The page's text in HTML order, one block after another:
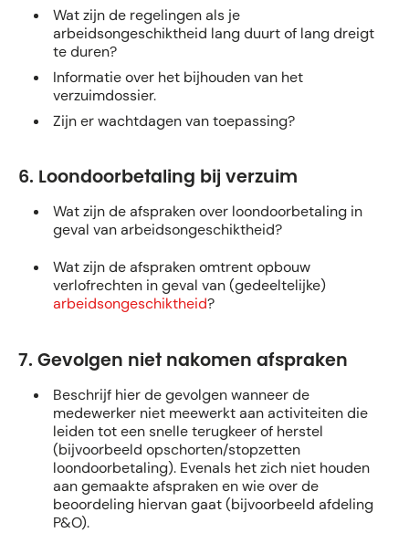
Wat zijn de regelingen als je
arbeidsongeschiktheid lang duurt of lang dreigt
te duren?
Informatie over het bijhouden van het
verzuimdossier.
Zijn er wachtdagen van toepassing?
6. Loondoorbetaling bij verzuim
Wat zijn de afspraken over loondoorbetaling in
geval van arbeidsongeschiktheid?
Wat zijn de afspraken omtrent opbouw
verlofrechten in geval van (gedeeltelijke)
arbeidsongeschiktheid?
7. Gevolgen niet nakomen afspraken
Beschrijf hier de gevolgen wanneer de
medewerker niet meewerkt aan activiteiten die
leiden tot een snelle terugkeer of herstel
(bijvoorbeeld opschorten/stopzetten
loondoorbetaling). Evenals het zich niet houden
aan gemaakte afspraken en wie over de
beoordeling hiervan gaat (bijvoorbeeld afdeling
P&O).